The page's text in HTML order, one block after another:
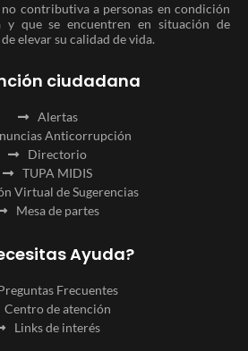
contributiva a personas en condición
y que se encuentren en situación de
elevar su calidad de vida.
ciudadana
Alertas
Anticorrupción
Directorio
TUPA MIDIS
Virtual de Sugerencias
Mesa de partes
Ayuda?
Frecuentes
Centro de atención
Links de interés